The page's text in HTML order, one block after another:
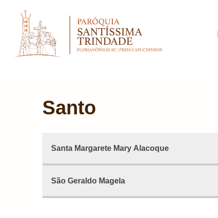
Pular
para
Santo
Santa Margarete Mary Alacoque
São Geraldo Magela